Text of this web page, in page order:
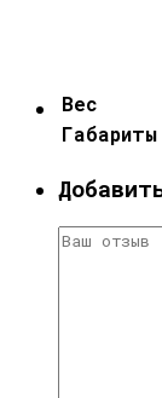
Вес
Габариты